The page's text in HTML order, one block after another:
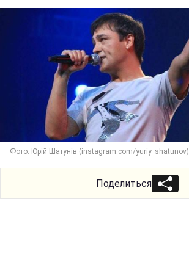
Фото: Юрій Шатунів (instagram.com/yuriy_shatunov)
Поделиться